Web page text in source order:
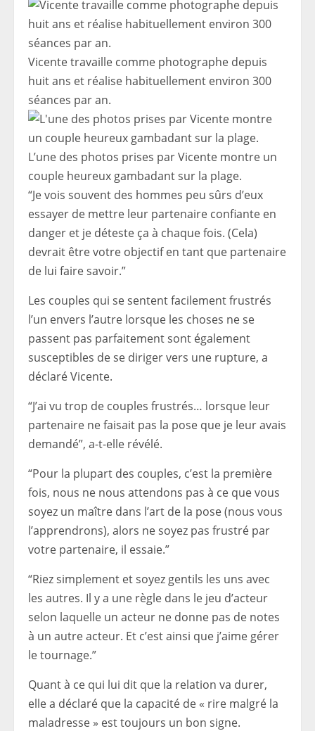
Vicente travaille comme photographe depuis
huit ans et réalise habituellement environ 300
séances par an.
L’une des photos prises par Vicente montre un
couple heureux gambadant sur la plage.
“Je vois souvent des hommes peu sûrs d’eux
essayer de mettre leur partenaire confiante en
danger et je déteste ça à chaque fois. (Cela)
devrait être votre objectif en tant que partenaire
de lui faire savoir.”
Les couples qui se sentent facilement frustrés
l’un envers l’autre lorsque les choses ne se
passent pas parfaitement sont également
susceptibles de se diriger vers une rupture, a
déclaré Vicente.
“J’ai vu trop de couples frustrés… lorsque leur
partenaire ne faisait pas la pose que je leur avais
demandé”, a-t-elle révélé.
“Pour la plupart des couples, c’est la première
fois, nous ne nous attendons pas à ce que vous
soyez un maître dans l’art de la pose (nous vous
l’apprendrons), alors ne soyez pas frustré par
votre partenaire, il essaie.”
“Riez simplement et soyez gentils les uns avec
les autres. Il y a une règle dans le jeu d’acteur
selon laquelle un acteur ne donne pas de notes
à un autre acteur. Et c’est ainsi que j’aime gérer
le tournage.”
Quant à ce qui lui dit que la relation va durer,
elle a déclaré que la capacité de « rire malgré la
maladresse » est toujours un bon signe.